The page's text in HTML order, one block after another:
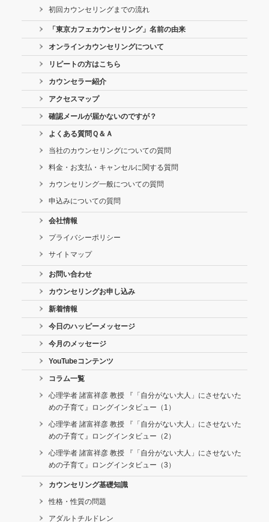
初回カウンセリングまでの流れ
「東京カフェカウンセリング」名前の由来
オンラインカウンセリングについて
リピートの方はこちら
カウンセラー紹介
アクセスマップ
確認メールが届かないのですが？
よくある質問Ｑ＆Ａ
当社のカウンセリングについての質問
料金・お支払・キャンセルに関する質問
カウンセリング一般についての質問
申込みについての質問
会社情報
プライバシーポリシー
サイトマップ
お問い合わせ
カウンセリングお申し込み
新着情報
今日のハッピーメッセージ
今月のメッセージ
YouTubeコンテンツ
コラム一覧
心理学者 諸富祥彦 教授 『「自分がない大人」にさせないた
めの子育て』ロングインタビュー（1）
心理学者 諸富祥彦 教授 『「自分がない大人」にさせないた
めの子育て』ロングインタビュー（2）
心理学者 諸富祥彦 教授 『「自分がない大人」にさせないた
めの子育て』ロングインタビュー（3）
カウンセリング基礎知識
性格・性質の問題
アダルトチルドレン